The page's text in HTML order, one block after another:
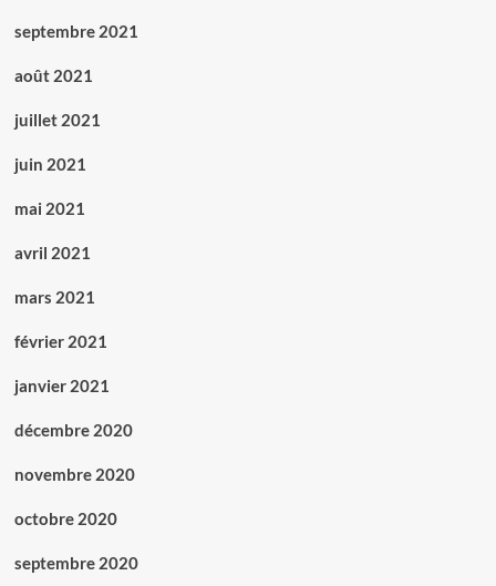
septembre 2021
août 2021
juillet 2021
juin 2021
mai 2021
avril 2021
mars 2021
février 2021
janvier 2021
décembre 2020
novembre 2020
octobre 2020
septembre 2020